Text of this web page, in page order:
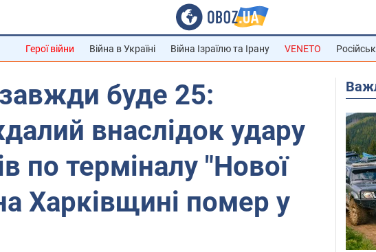
Герої війни Війна в Україні Війна Ізраїлю та Ірану VENETO
буде 25:
внаслідок удару
по терміналу "Нової
Харківщині помер у